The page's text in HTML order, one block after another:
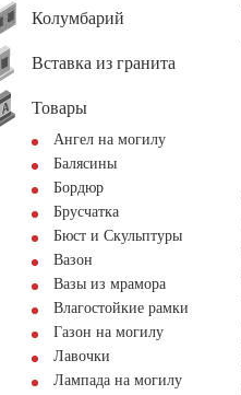
Колумбарий
Вставка из гранита
Товары
Ангел на могилу
Балясины
Бордюр
Брусчатка
Бюст и Скульптуры
Вазон
Вазы из мрамора
Влагостойкие рамки
Газон на могилу
Лавочки
Лампада на могилу